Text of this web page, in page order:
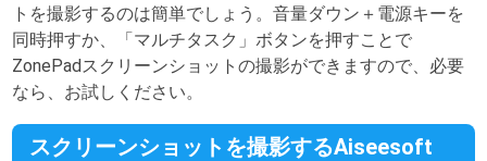
トを撮影するのは簡単でしょう。音量ダウン＋電源キーを
同時押すか、「マルチタスク」ボタンを押すことで
ZonePadスクリーンショットの撮影ができますので、必要
なら、お試しください。
スクリーンショットを撮影するAiseesoft